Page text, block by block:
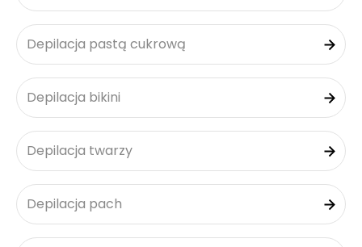
Depilacja pastą cukrową
Depilacja bikini
Depilacja twarzy
Depilacja pach